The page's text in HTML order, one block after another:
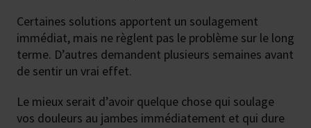
Certaines solutions apportent un soulagement
immédiat, mais ne règlent pas le problème sur le long
terme. D’autres demandent plusieurs semaines avant
de sentir un vrai effet.
Le mieux serait d’avoir quelque chose qui soulage
vos douleurs au jambes immédiatement et qui dure